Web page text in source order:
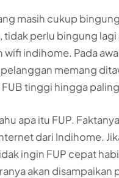
masih cukup
perlu bingung lagi
wifi indihome. Pada
memang
tinggi hingga
apa itu FUP.
dari Indihome.
ingin FUP cepat
akan disampaikan